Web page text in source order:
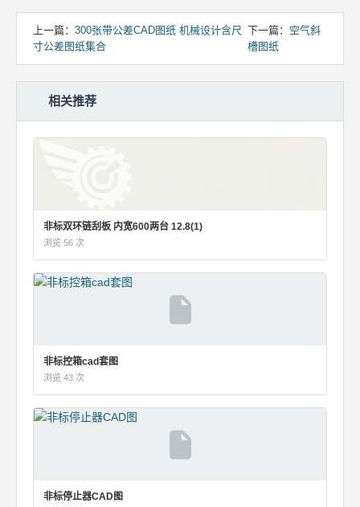
上一篇： 300张带公差CAD图纸 机械设计含尺
寸公差图纸集合
下一篇： 空气斜
槽图纸
相关推荐
非标双环链刮板 内宽600两台 12.8(1)
浏览 56 次
非标控箱cad套图
浏览 43 次
非标停止器CAD图